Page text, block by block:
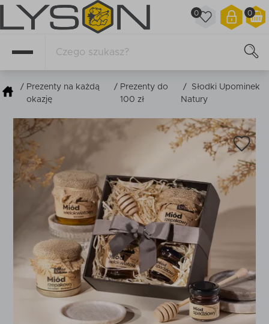
0
0
/ Prezenty na każdą
okazję
/ Prezenty do
100 zł
/ Słodki Upominek
Natury